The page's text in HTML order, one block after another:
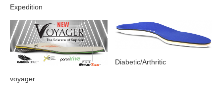
Expedition
voyager
Diabetic/Arthritic